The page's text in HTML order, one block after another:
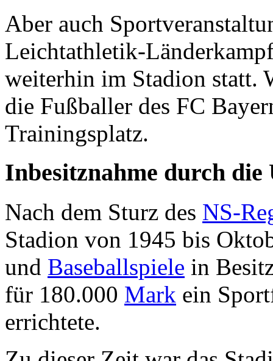
Aber auch
Leichtathletik-
weiterhin im Stadion statt.
die Fußballer des FC
Trainingsplatz.
Inbesitznahme durch die
Nach dem Sturz des NS-
Stadion von 1945 bis
und Baseballspiele in
für 180.000 Mark ein
errichtete.